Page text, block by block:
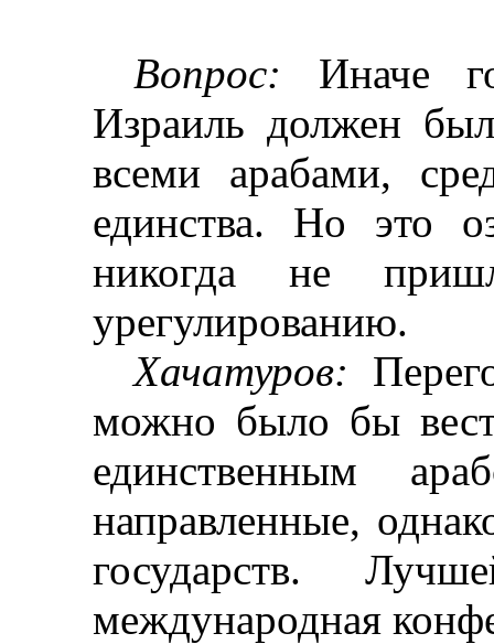
Вопрос: Иначе
Израиль должен
всеми арабами,
единства. Но это
никогда не
урегулированию.
Хачатуров:
можно было бы
единственным
направленные,
государств.
международная